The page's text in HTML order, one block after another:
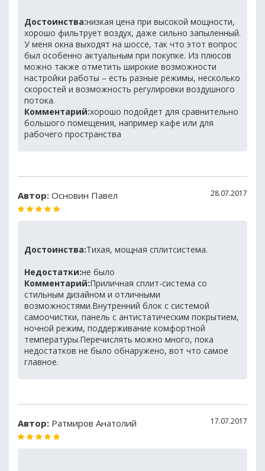
Достоинства:низкая цена при высокой мощности,
хорошо фильтрует воздух, даже сильно запыленный.
У меня окна выходят на шоссе, так что этот вопрос
был особенно актуальным при покупке. Из плюсов
можно также отметить широкие возможности
настройки работы – есть разные режимы, несколько
скоростей и возможность регулировки воздушного
потока.
Комментарий:хорошо подойдет для сравнительно
большого помещения, например кафе или для
рабочего пространства
Автор: Основин Павел 28.07.2017
Достоинства:Тихая, мощная сплитсистема.
Недостатки:не было
Комментарий:Приличная сплит-система со
стильным дизайном и отличными
возможностями.Внутренний блок с системой
самоочистки, панель с антистатическим покрытием,
ночной режим, поддерживание комфортной
температуры.Перечислять можно много, пока
недостатков не было обнаружено, вот что самое
главное.
Автор: Ратмиров Анатолий 17.07.2017